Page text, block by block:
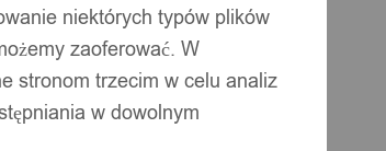
niektórych typów plików
zaoferować. W
stronom trzecim w celu analiz
w dowolnym